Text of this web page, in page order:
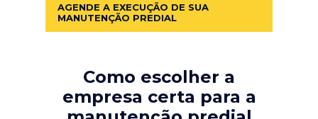
AGENDE A EXECUÇÃO DE SUA
MANUTENÇÃO PREDIAL
Como escolher a
empresa certa para a